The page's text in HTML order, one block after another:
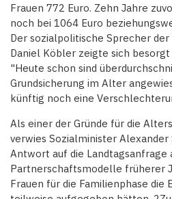
Frauen 772 Euro. Zehn Jahre
noch bei 1064 Euro
Der sozialpolitische Sprecher
Daniel Köbler zeigte sich
"Heute schon sind
Grundsicherung im Alter
künftig noch eine
Als einer der Gründe für die
verwies Sozialminister Alexander
Antwort auf die Landtagsanfrage
Partnerschaftsmodelle früherer
Frauen für die Familienphase die